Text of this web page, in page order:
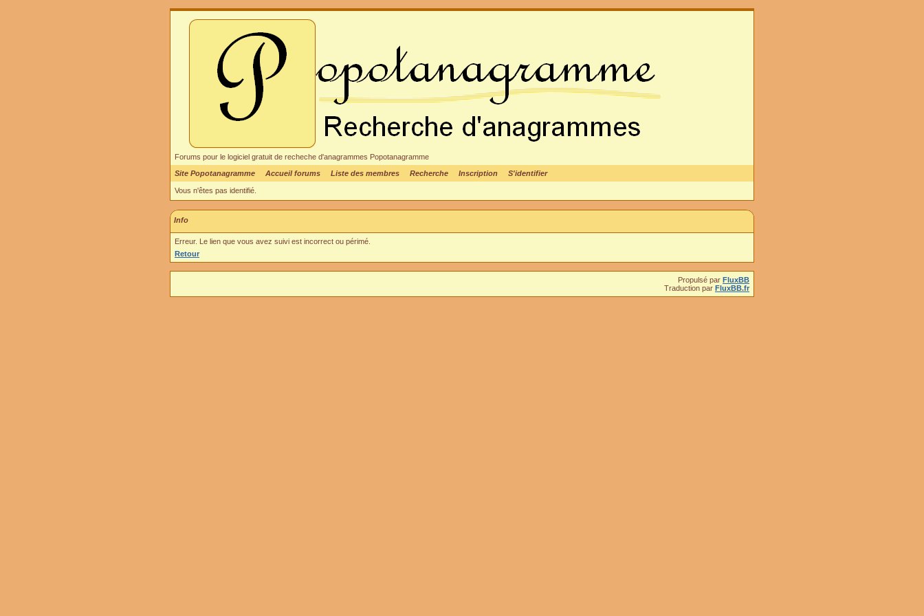
Forums pour le logiciel gratuit de recheche d'anagrammes Popotanagramme
Site Popotanagramme
Accueil forums Liste des membres Recherche Inscription S'identifier
Vous n'êtes pas identifié.
Info
Erreur. Le lien que vous avez suivi est incorrect ou périmé.
Retour
Propulsé par FluxBB
Traduction par FluxBB.fr